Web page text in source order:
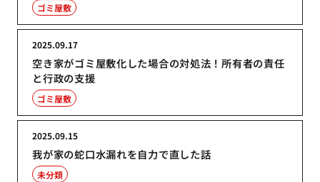
ゴミ屋敷
空き家がゴミ屋敷化した場合の対処法！所有者の責任
と行政の支援
2025.09.17
ゴミ屋敷
我が家の蛇口水漏れを自力で直した話
2025.09.15
未分類